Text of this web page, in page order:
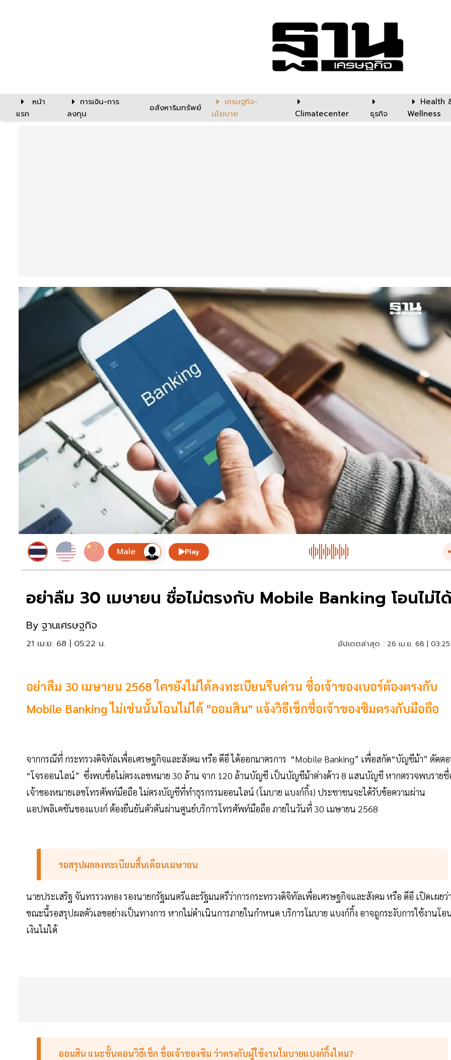
หน้า
แรก
การเงิน-การ
ลงทุน
อสังหาริมทรัพย์
เศรษฐกิจ-
นโยบาย
Climatecenter ธุรกิจ
Health
Wellness
Play
อย่าลืม 30 เมษายน ชื่อไม่ตรงกับ Mobile Banking โอนไม่ไ
By ฐานเศรษฐกิจ
21 เม.ย. 68 | 05:22 น. อัปเดตล่าสุด : 26 เม.ย. 68 |
อย่าลืม 30 เมษายน 2568 ใครยังไม่ได้ลงทะเบียนรีบด่วน ชื่อเจ้าของเบอร์ต้องตรงกับ
Mobile Banking ไม่เช่นนั้นโอนไม่ได้ "ออมสิน" แจ้งวิธีเช็กชื่อเจ้าของซิมตรงกับมือถือ
จากกรณีที่ กระทรวงดิจิทัลเพื่อเศรษฐกิจและสังคม หรือ ดีอี ได้ออกมาตรการ “Mobile Banking” เพื่อสกัด“บัญชีม้า” ตัดต
“โจรออนไลน์” ซึ่งพบชื่อไม่ตรงเลขหมาย 30 ล้าน จาก 120 ล้านบัญชี เป็นบัญชีม้าต่างด้าว 8 แสนบัญชี หากตรวจพบรายชื่
เจ้าของหมายเลขโทรศัพท์มือถือ ไม่ตรงบัญชีที่ทำธุรกรรมออนไลน์ (โมบาย แบงก์กิ้ง) ประชาชนจะได้รับข้อความผ่าน
แอปพลิเคชันของแบงก์ ต้องยืนยันตัวตันผ่านศูนย์บริการโทรศัพท์มือถือ ภายในวันที่ 30 เมษายน 2568
รอสรุปผลลงทะเบียนสิ้นเดือนเมษายน
นายประเสริฐ จันทรรวงทอง รองนายกรัฐมนตรีและรัฐมนตรีว่าการกระทรวงดิจิทัลเพื่อเศรษฐกิจและสังคม หรือ ดีอี เปิดเผยว่า
ขณะนี้รอสรุปผลตัวเลขอย่างเป็นทางการ หากไม่ดำเนินการภายในกำหนด บริการโมบาย แบงก์กิ้ง อาจถูกระงับการใช้งานโอ
เงินไม่ได้
ออมสิน แนะขั้นตอนวิธีเช็ก ชื่อเจ้าของซิม ว่าตรงกับผู้ใช้งานโมบายแบงก์กิ้งไหม?